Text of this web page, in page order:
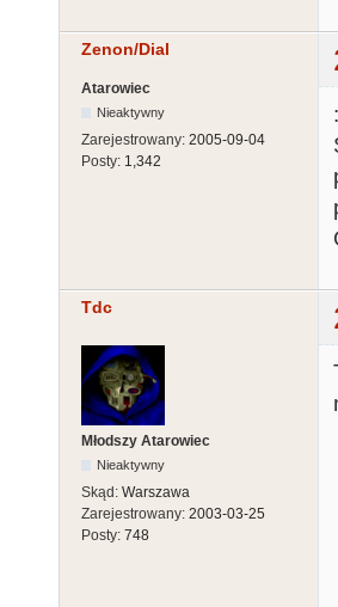
Zenon/Dial
Atarowiec
Nieaktywny
Zarejestrowany: 2005-09-04
Posty: 1,342
Tdc
Młodszy Atarowiec
Nieaktywny
Skąd: Warszawa
Zarejestrowany: 2003-03-25
Posty: 748